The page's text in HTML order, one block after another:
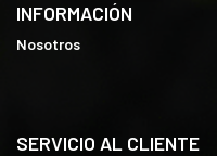
INFORMACIÓN
Nosotros
SERVICIO AL CLIENTE